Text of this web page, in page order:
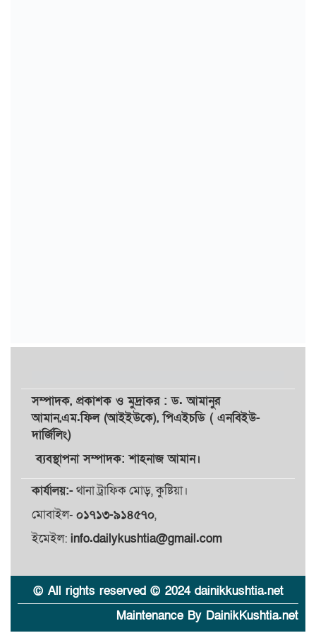
সম্পাদক, প্রকাশকওমুদ্রাকর: ড. আমানুর
আমান,এম.ফিল (আইইউকে), পিএইচডি ( এনবিইউ-
দার্জিলিং)
ব্যবস্থাপনা সম্পাদক: শাহনাজ আমান।
কার্যালয়:-থানা ট্রাফিক মোড়, কুষ্টিয়া।
মোবাইল- ০১৭১৩-৯১৪৫৭০,
ইমেইল: info.dailykushtia@gmail.com
© All rights reserved © 2024 dainikkushtia.net
Maintenance By DainikKushtia.net